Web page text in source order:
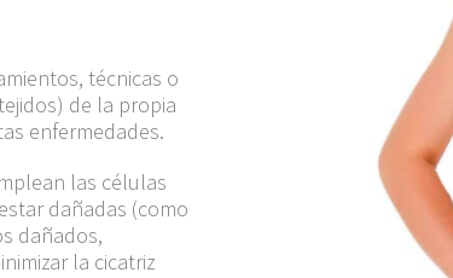
técnicas o
de la propia
enfermedades.
las células
dañadas (como
dañados,
la cicatriz